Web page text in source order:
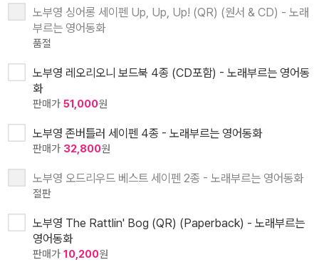
노부영 싱어롱 세이펜 Up, Up, Up! (QR) (원서 & CD) - 노래
부르는 영어동화
품절
노부영 레오리오니 보드북 4종 (CD포함) - 노래부르는 영어동
화
판매가 51,000원
노부영 존버틀러 세이펜 4종 - 노래부르는 영어동화
판매가 32,800원
노부영 오드리우드 베스트 세이펜 2종 - 노래부르는 영어동화
절판
노부영 The Rattlin' Bog (QR) (Paperback) - 노래부르는
영어동화
판매가 10,200원